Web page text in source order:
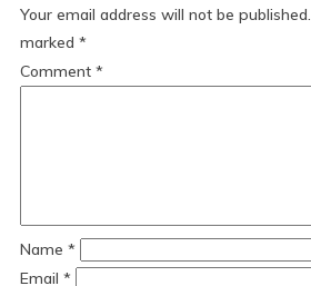
Your email address will not be published.
marked *
Comment *
Name *
Email *